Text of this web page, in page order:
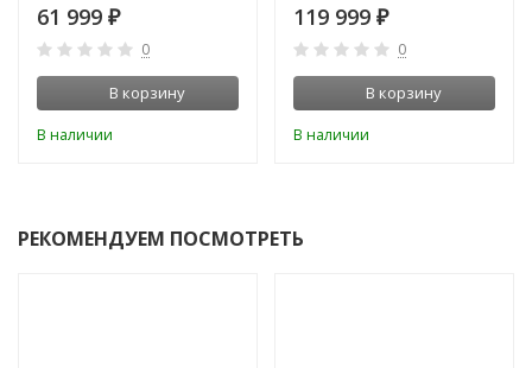
61 999 ₽
0
В корзину
В наличии
119 999 ₽
0
В корзину
В наличии
РЕКОМЕНДУЕМ ПОСМОТРЕТЬ